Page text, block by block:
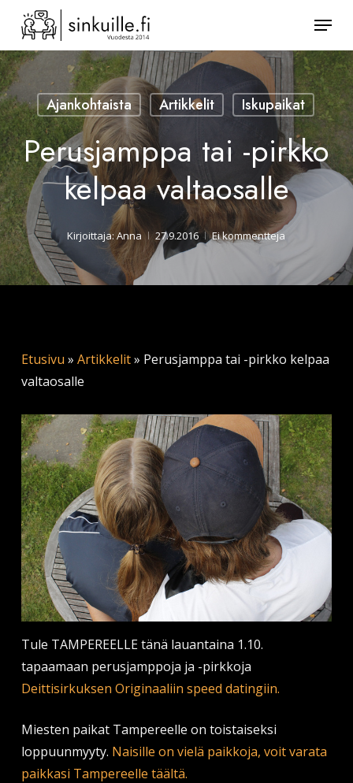
Skip
main
content
Ajankohtaista Artikkelit Iskupaikat
Perusjamppa tai -pirkko
kelpaa valtaosalle
Kirjoittaja: Anna 27.9.2016 Ei kommentteja
Etusivu » Artikkelit» Perusjamppa tai -pirkko kelpaa
valtaosalle
Tule TAMPEREELLE tänä lauantaina 1.10.
tapaamaan perusjamppoja ja -pirkkoja
Deittisirkuksen Originaaliin speed datingiin.
Miesten paikat Tampereelle on toistaiseksi
loppuunmyyty. Naisille on vielä paikkoja, voit varata
paikkasi Tampereelle täältä.
Sulje